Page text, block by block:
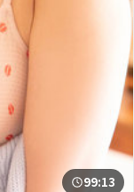
99:13